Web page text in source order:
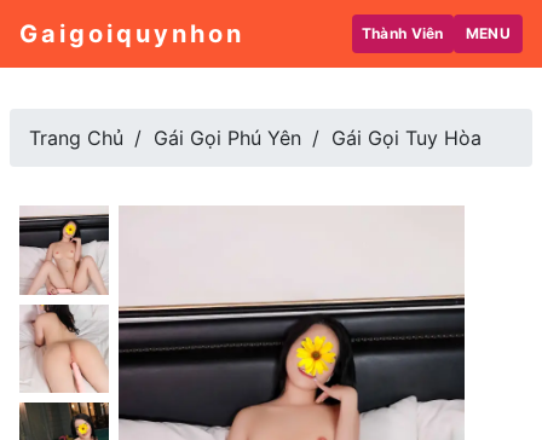
Gaigoiquynhon Thành Viên MENU
Trang Chủ Gái Gọi Phú Yên Gái Gọi Tuy Hòa